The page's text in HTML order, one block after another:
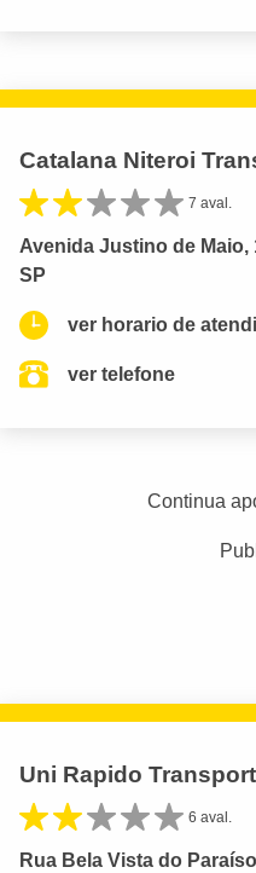
Catalana Niteroi
7 aval.
Avenida Justino de Maio,
SP
ver horario de
ver telefone
Continua
Uni Rapido
6 aval.
Rua Bela Vista do